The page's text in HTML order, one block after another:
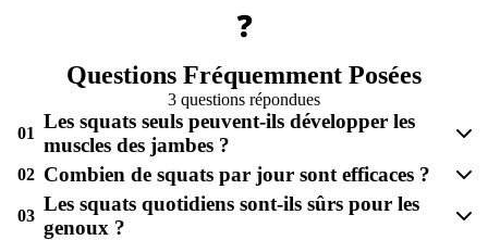
❓
Questions Fréquemment Posées
3 questions répondues
01
Les squats seuls peuvent-ils développer les
muscles des jambes ?
02 Combien de squats par jour sont efficaces ?
03
Les squats quotidiens sont-ils sûrs pour les
genoux ?